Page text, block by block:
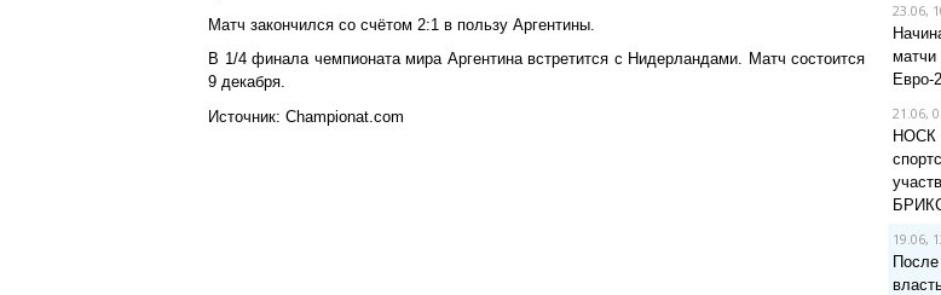
Матч закончился со счётом 2:1 в пользу Аргентины.
В 1/4 финала чемпионата мира Аргентина встретится с Нидерландами. Матч состоится
9 декабря.
Источник: Championat.com
23.06,
матчи
Евро-
21.06,
НОСК
19.06,